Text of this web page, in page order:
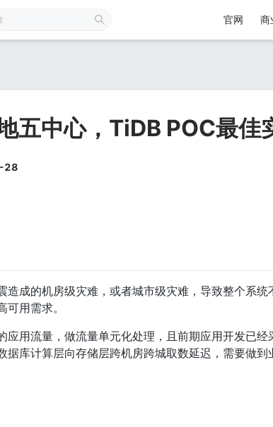
官网 商
五中心，TiDB POC最佳
28
造成的机房级灾难，或者城市级灾难，导致整个系
用需求。
应用流量，做流量单元化处理，且前期应用开发已
据库计算层向存储层跨机房跨城取数延迟，需要做